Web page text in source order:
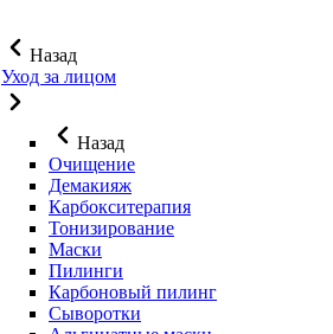
Назад
Уход за лицом
Назад
Очищение
Демакияж
Карбокситерапия
Тонизирование
Маски
Пилинги
Карбоновый пилинг
Сыворотки